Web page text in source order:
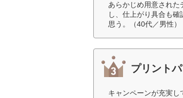
あらかじめ用意された
し、仕上がり具合も
思う。（40代／男性）
プリント
キャンペーンが充実し